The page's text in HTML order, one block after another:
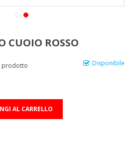
CUOIO ROSSO
Disponibile
prodotto
AL CARRELLO